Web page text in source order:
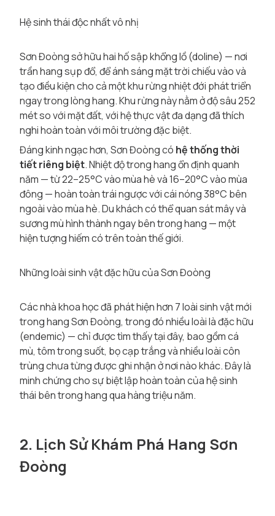
Hệ sinh thái độc nhất vô nhị
Sơn Đoòng sở hữu hai hố sập khổng lồ (doline) — nơi
trần hang sụp đổ, để ánh sáng mặt trời chiếu vào và
tạo điều kiện cho cả một khu rừng nhiệt đới phát triển
ngay trong lòng hang. Khu rừng này nằm ở độ sâu 252
mét so với mặt đất, với hệ thực vật đa dạng đã thích
nghi hoàn toàn với môi trường đặc biệt.
Đáng kinh ngạc hơn, Sơn Đoòng có hệ thống thời
tiết riêng biệt. Nhiệt độ trong hang ổn định quanh
năm — từ 22–25°C vào mùa hè và 16–20°C vào mùa
đông — hoàn toàn trái ngược với cái nóng 38°C bên
ngoài vào mùa hè. Du khách có thể quan sát mây và
sương mù hình thành ngay bên trong hang — một
hiện tượng hiếm có trên toàn thế giới.
Những loài sinh vật đặc hữu của Sơn Đoòng
Các nhà khoa học đã phát hiện hơn 7 loài sinh vật mới
trong hang Sơn Đoòng, trong đó nhiều loài là đặc hữu
(endemic) — chỉ được tìm thấy tại đây, bao gồm cá
mù, tôm trong suốt, bọ cạp trắng và nhiều loài côn
trùng chưa từng được ghi nhận ở nơi nào khác. Đây là
minh chứng cho sự biệt lập hoàn toàn của hệ sinh
thái bên trong hang qua hàng triệu năm.
2. Lịch Sử Khám Phá Hang Sơn
Đoòng